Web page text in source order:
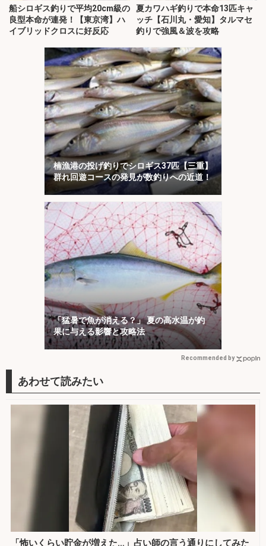
船シロギス釣りで平均20cm級の
良型本命が連発！【東京湾】ハ
イブリッドクロスに好反応
夏カワハギ釣りで本命13匹キャ
ッチ【石川丸・愛知】タルマセ
釣りで強風＆波を攻略
楠漁港の投げ釣りでシロギス37匹【三重】
群れ回遊コースの発見が数釣りへの近道！
「猛暑で魚が消える？」 夏の高水温が釣
果に与える影響と攻略法
Recommended by
「怖いくらい貯金が増えた…」占い師の言う通りにしてみた